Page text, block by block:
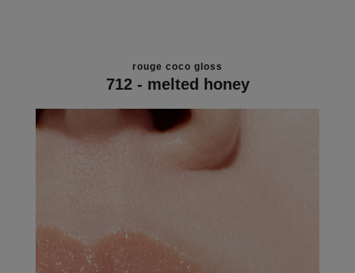
rouge coco gloss
712 - melted honey